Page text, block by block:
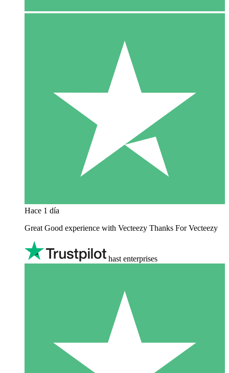
Hace 1 día
Great Good experience with Vecteezy Thanks For Vecteezy
hast enterprises